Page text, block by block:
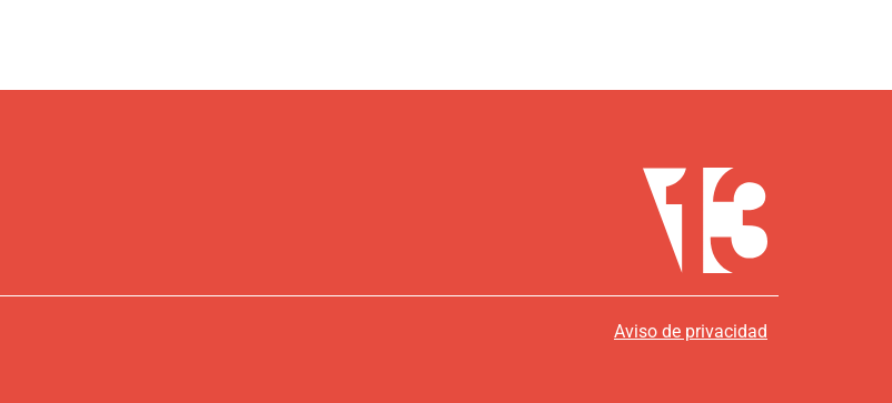
Aviso de privacidad